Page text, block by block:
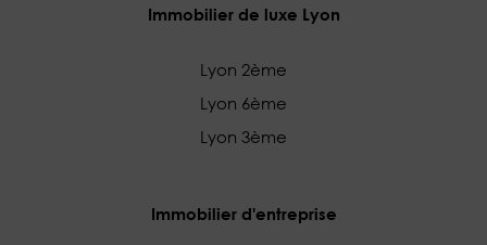
Immobilier de luxe Lyon
Lyon 2ème
Lyon 6ème
Lyon 3ème
Immobilier d'entreprise